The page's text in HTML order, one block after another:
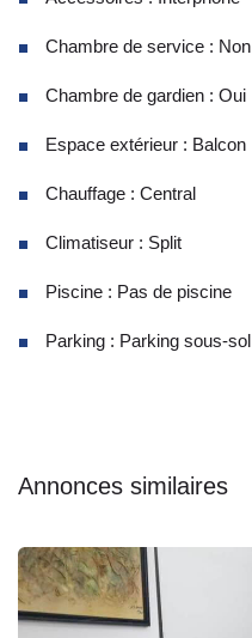
Chambre de service : Non
Chambre de gardien : Oui
Espace extérieur : Balcon
Chauffage : Central
Climatiseur : Split
Piscine : Pas de piscine
Parking : Parking sous-sol
Annonces similaires